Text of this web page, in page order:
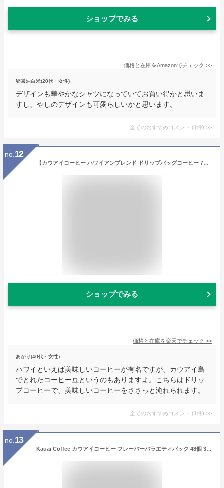
ショップでみる
価格と在庫をAmazonでチェック >>
卵醤油白米(20代・女性)
デザインも華やかなシャツになっていてお買い得かと思いま
すし、やしのデザインも可愛らしいかと思います。
全てのおすすめコメント (1件) >
no. 12
【カウアイコーヒー ハワイアンブレンド ドリップバッグコーヒー 7P】 ドリップコーヒー カウアイコーヒー カウアイ島 アメリカ コーヒー 農園 ハワイアン ギフト プレゼント 贈り物 お土産 土産 手土産 ハワイ ドリップ珈琲 ドリップ 自家焙煎 ハワイアンコーヒー カフカ
ショップでみる
価格と在庫を楽天でチェック >>
あかり(40代・女性)
ハワイといえば美味しいコーヒーが有名ですが、カウアイ島
でとれたコーヒー豆というのもありますよ。こちらはドリッ
プコーヒーで、美味しいコーヒーをささっと淹れられます。
全てのおすすめコメント (1件) >
no. 13
Kauai Coffee カウアイコーヒー フレーバーバラエティパック 48個 3フレーバー キューリグ用 ポッド K-Cup お試し Flavor Variety Pack 48 Count